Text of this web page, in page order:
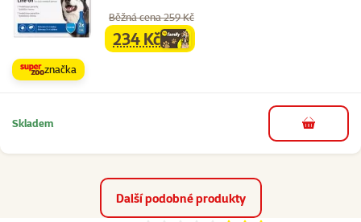
Běžná cena 259 Kč
familycena
234 Kč
značka
Skladem do košíku
Další podobné produkty